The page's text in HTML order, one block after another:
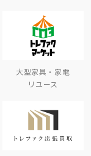
大型家具・家電
リユース